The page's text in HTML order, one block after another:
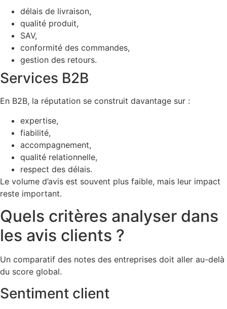
délais de livraison,
qualité produit,
SAV,
conformité des commandes,
gestion des retours.
Services B2B
En B2B, la réputation se construit davantage sur :
expertise,
fiabilité,
accompagnement,
qualité relationnelle,
respect des délais.
Le volume d’avis est souvent plus faible, mais leur impact
reste important.
Quels critères analyser dans
les avis clients ?
Un comparatif des notes des entreprises doit aller au-delà
du score global.
Sentiment client